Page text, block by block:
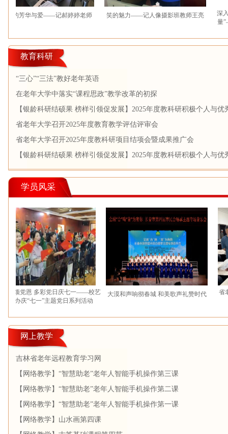
芳华与爱——记郝婷婷老师 笑的魅力——记人像摄影班教师王亮
深入课
量”——
教育科研
“三心”“三法”教好老年英语
在老年大学中落实“课程思政”教学改革的初探
【银龄科研结硕果 榜样引领促发展】2025年度教科研积极个人与优
果展示推广（二）
省老年大学召开2025年度教育教学评估评审会
省老年大学召开2025年度教科研项目结项会暨成果推广会
【银龄科研结硕果 榜样引领促发展】2025年度教科研积极个人与优
果展示推广（一）
学员风采
党恩 多彩党日庆七一——校艺
庆“七一”主题党日系列活动
大漠和声响彻春城 和美歌声礼赞时代 省老年
网上教学
吉林省老年远程教育学习网
【网络教学】“智慧助老”老年人智能手机操作第三课
【网络教学】“智慧助老”老年人智能手机操作第二课
【网络教学】“智慧助老”老年人智能手机操作第一课
【网络教学】山水画第四课